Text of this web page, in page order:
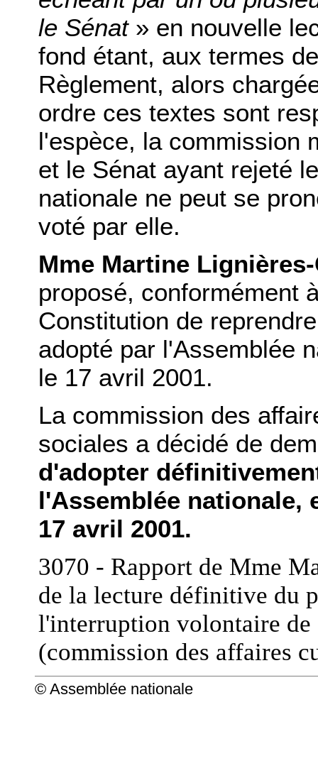
le Sénat» en nouvelle
fond étant, aux termes
Règlement, alors
ordre ces textes sont
l'espèce, la commission
et le Sénat ayant rejeté
nationale ne peut se
voté par elle.
Mme Martine
proposé, conformément
Constitution de
adopté par l'Assemblée
le 17 avril 2001.
La commission des
sociales a décidé de
d'adopter
l'Assemblée nationale,
17 avril 2001.
3070 - Rapport de Mme
de la lecture définitive du
l'interruption volontaire de
(commission des affaires
© Assemblée nationale